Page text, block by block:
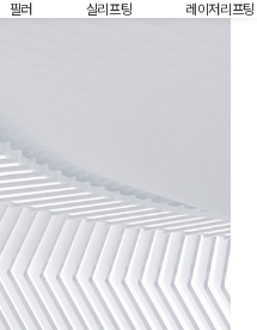
필러 실리프팅 레이저리프팅